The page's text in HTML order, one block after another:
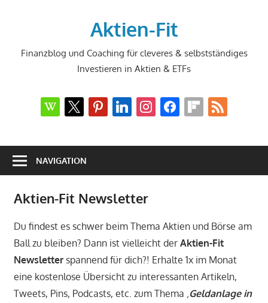
Aktien-Fit
Finanzblog und Coaching für cleveres & selbstständiges
Investieren in Aktien & ETFs
wikipedia
x pinterestlinkedininstagramfacebookflipboard
rss
NAVIGATION
Aktien-Fit Newsletter
Du findest es schwer beim Thema Aktien und Börse am
Ball zu bleiben? Dann ist vielleicht der Aktien-Fit
Newsletterspannend für dich?! Erhalte 1x im Monat
eine kostenlose Übersicht zu interessanten Artikeln,
Tweets, Pins, Podcasts, etc. zum Thema ‚Geldanlage in